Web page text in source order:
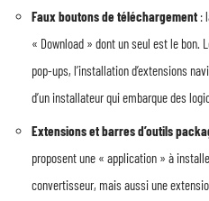
Faux boutons de téléchargement :
« Download » dont un seul est le bon.
pop-ups, l’installation d’extensions
d’un installateur qui embarque des
Extensions et barres d’outils
proposent une « application » à
convertisseur, mais aussi une